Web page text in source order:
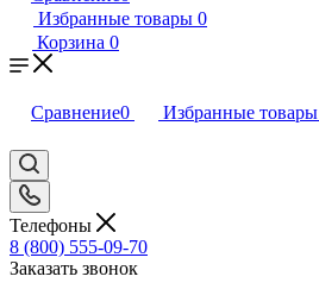
Избранные товары 0
Корзина 0
Сравнение0 Избранные товары
Телефоны
8 (800) 555-09-70
Заказать звонок